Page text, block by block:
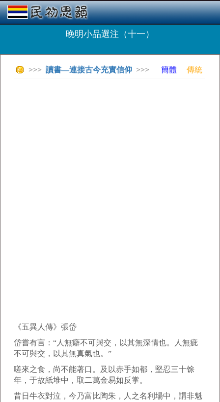
晚明小品選注（十一）
>>> 讀書—連接古今充實信仰 >>> 簡體 傳統
《五異人傳》張岱
岱嘗有言：“人無癖不可與交，以其無深情也。人無疵
不可與交，以其無真氣也。”
嗟來之食，尚不能著口。及以赤手如都，堅忍三十馀
年，于故紙堆中，取二萬金易如反掌。
昔日牛衣對泣，今乃富比陶朱，人之名利場中，謂非魁